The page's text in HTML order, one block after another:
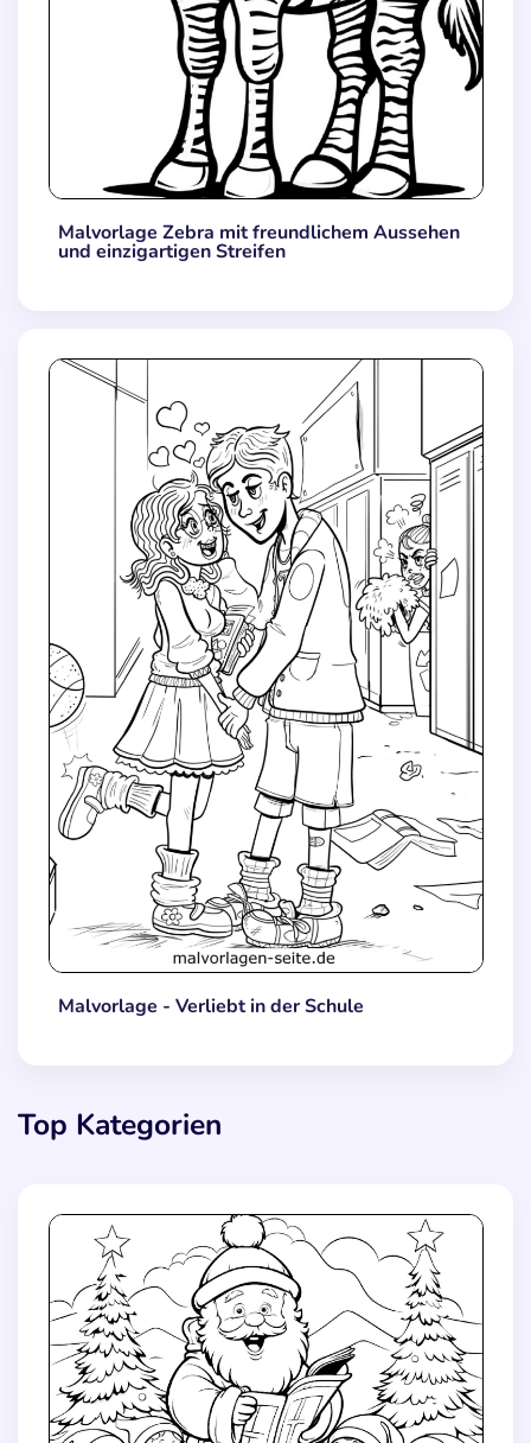
Malvorlage Zebra mit freundlichem Aussehen
und einzigartigen Streifen
Malvorlage - Verliebt in der Schule
Top Kategorien